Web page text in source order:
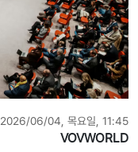
2026/06/04, 목요일, 11:45
VOVWORLD